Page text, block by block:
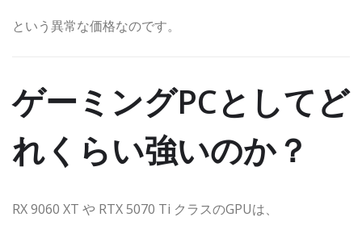
という異常な価格なのです。
ゲーミングPCとしてど
れくらい強いのか？
RX 9060 XT や RTX 5070 Ti クラスのGPUは、